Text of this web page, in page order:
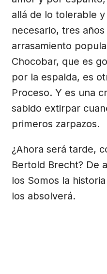
allá de lo tolerable
necesario, tres
arrasamiento
Chocobar, que es
por la espalda, es
Proceso. Y es una
sabido extirpar
primeros zarpazos.
¿Ahora será tarde,
Bertold Brecht? De
los Somos la
los absolverá.